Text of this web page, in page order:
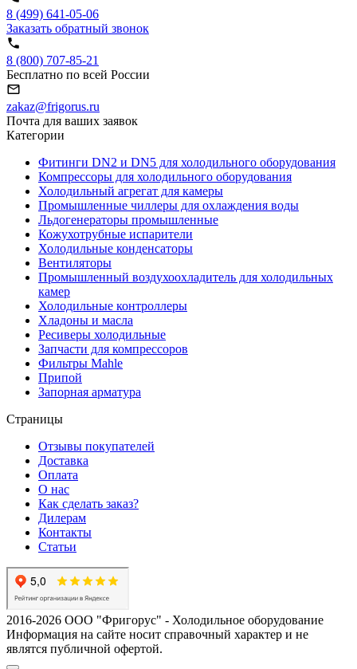
8 (499) 641-05-06
Заказать обратный звонок
8 (800) 707-85-21
Бесплатно по всей России
zakaz@frigorus.ru
Почта для ваших заявок
Категории
Фитинги DN2 и DN5 для холодильного оборудования
Компрессоры для холодильного оборудования
Холодильный агрегат для камеры
Промышленные чиллеры для охлаждения воды
Льдогенераторы промышленные
Кожухотрубные испарители
Холодильные конденсаторы
Вентиляторы
Промышленный воздухоохладитель для холодильных
камер
Холодильные контроллеры
Хладоны и масла
Ресиверы холодильные
Запчасти для компрессоров
Фильтры Mahle
Припой
Запорная арматура
Страницы
Отзывы покупателей
Доставка
Оплата
О нас
Как сделать заказ?
Дилерам
Контакты
Статьи
2016-2026 ООО "Фригорус" - Холодильное оборудование
Информация на сайте носит справочный характер и не
являтся публичной офертой.